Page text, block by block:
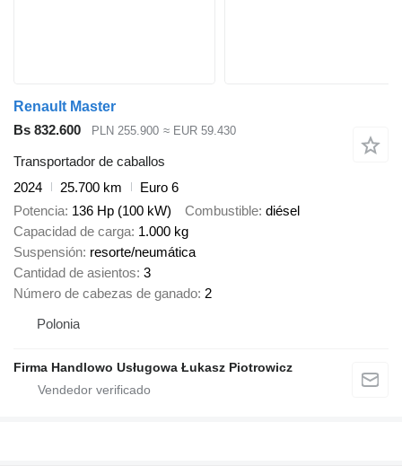
Renault Master
Bs 832.600
PLN 255.900 ≈ EUR 59.430
Transportador de caballos
2024
25.700 km
Euro 6
Potencia 136 Hp (100 kW) Combustible diésel
Capacidad de carga 1.000 kg
Suspensión resorte/neumática
Cantidad de asientos 3
Número de cabezas de ganado 2
Polonia
Firma Handlowo Usługowa Łukasz Piotrowicz